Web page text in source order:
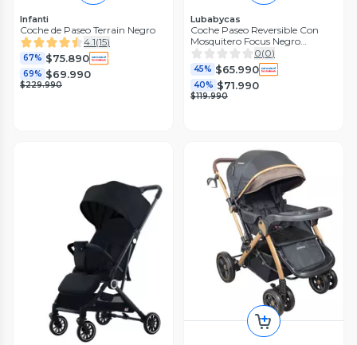
Infanti
Coche de Paseo Terrain Negro
4.1(15)
67% $75.890
69% $69.990
$229.990
Lubabycas
Coche Paseo Reversible Con
Mosquitero Focus Negro
LuBabycas
0(0)
45% $65.990
40% $71.990
$119.990